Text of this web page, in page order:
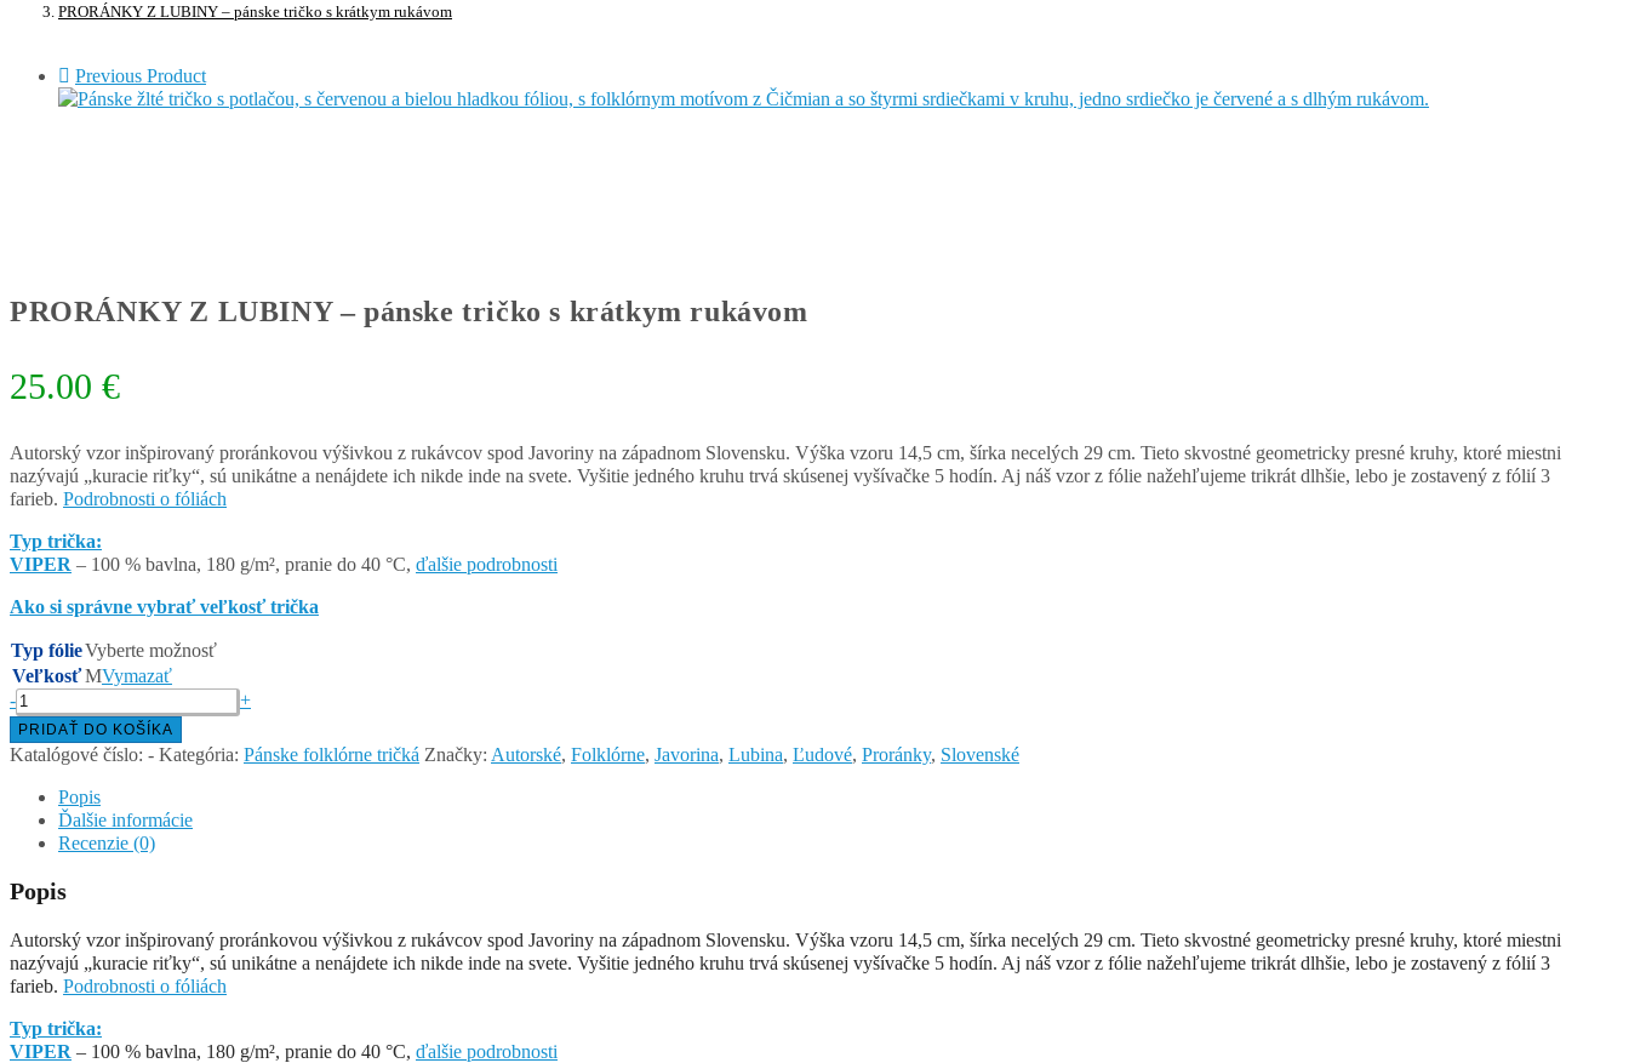
PRORÁNKY Z LUBINY – pánske tričko s krátkym rukávom
Previous Product
PRORÁNKY Z LUBINY – pánske tričko s krátkym rukávom
25.00 €
Autorský vzor inšpirovaný proránkovou výšivkou z rukávcov spod Javoriny na západnom Slovensku. Výška vzoru 14,5 cm, šírka necelých 29 cm. Tieto skvostné geometricky presné kruhy, ktoré miestni
nazývajú „kuracie riťky“, sú unikátne a nenájdete ich nikde inde na svete. Vyšitie jedného kruhu trvá skúsenej vyšívačke 5 hodín. Aj náš vzor z fólie nažehľujeme trikrát dlhšie, lebo je zostavený z fólií 3
farieb. Podrobnosti o fóliách
Typ trička:
VIPER – 100 % bavlna, 180 g/m², pranie do 40 °C, ďalšie podrobnosti
Ako si správne vybrať veľkosť trička
Typ fólieVyberte možnosť
VeľkosťMVymazať
množstvo
PRORÁNKY
Z
LUBINY
pánske
tričko
krátkym
rukávom
- +
PRIDAŤ DO KOŠÍKA
Katalógové číslo: - Kategória: Pánske folklórne tričká Značky: Autorské, Folklórne, Javorina, Lubina, Ľudové, Proránky, Slovenské
Popis
Ďalšie informácie
Recenzie (0)
Popis
Autorský vzor inšpirovaný proránkovou výšivkou z rukávcov spod Javoriny na západnom Slovensku. Výška vzoru 14,5 cm, šírka necelých 29 cm. Tieto skvostné geometricky presné kruhy, ktoré miestni
nazývajú „kuracie riťky“, sú unikátne a nenájdete ich nikde inde na svete. Vyšitie jedného kruhu trvá skúsenej vyšívačke 5 hodín. Aj náš vzor z fólie nažehľujeme trikrát dlhšie, lebo je zostavený z fólií 3
farieb. Podrobnosti o fóliách
Typ trička:
VIPER – 100 % bavlna, 180 g/m², pranie do 40 °C, ďalšie podrobnosti